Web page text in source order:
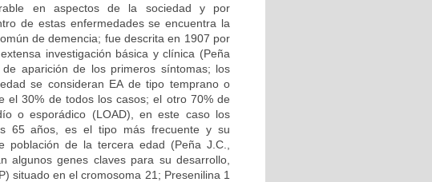
en aspectos de la sociedad y por
de estas enfermedades se encuentra la
de demencia; fue descrita en 1907 por
investigación básica y clínica (Peña
aparición de los primeros síntomas; los
se consideran EA de tipo temprano o
el 30% de todos los casos; el otro 70% de
o esporádico (LOAD), en este caso los
65 años, es el tipo más frecuente y su
de la tercera edad (Peña J.C.,
algunos genes claves para su desarrollo,
situado en el cromosoma 21; Presenilina 1